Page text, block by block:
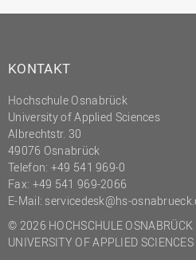
KONTAKT
Hochschule Osnabrück
University of Applied Sciences
Albrechtstr. 30
49076 Osnabrück
Telefon: +49 541 969-0
Fax: +49 541 969-2066
E-Mail: servicedesk@hs-
© 2026 HOCHSCHULE OSNABRÜCK
UNIVERSITY OF APPLIED SCIENCES